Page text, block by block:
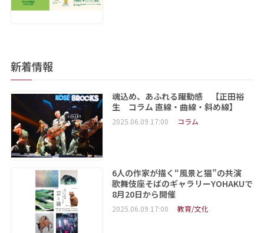
新着情報
魂込め、あふれる躍動感 【正田裕
生 コラム 直線・曲線・斜め線】
2025.06.09 17:00 コラム
6人の作家が描く“風景と猫”の共演
歌舞伎座そばのギャラリーYOHAKUで
8月20日から開催
2025.06.09 17:00 教育/文化